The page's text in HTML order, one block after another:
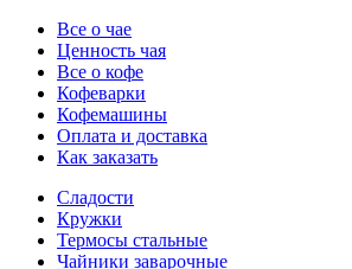
Все о чае
Ценность чая
Все о кофе
Кофеварки
Кофемашины
Оплата и доставка
Как заказать
Сладости
Кружки
Термосы стальные
Чайники заварочные